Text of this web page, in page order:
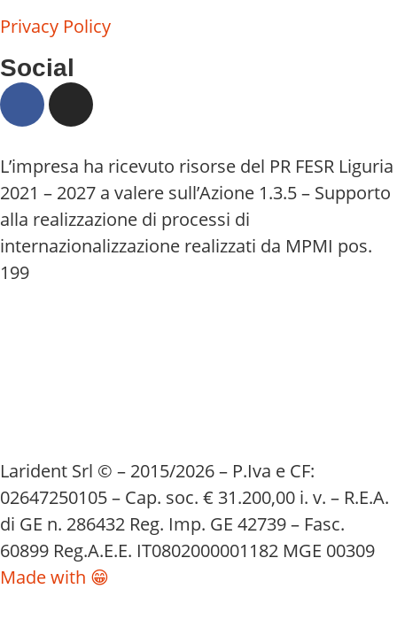
Privacy Policy
Social
L’impresa ha ricevuto risorse del PR FESR Liguria
2021 – 2027 a valere sull’Azione 1.3.5 – Supporto
alla realizzazione di processi di
internazionalizzazione realizzati da MPMI pos.
199
Larident Srl © – 2015/2026 – P.Iva e CF:
02647250105 – Cap. soc. € 31.200,00 i. v. – R.E.A.
di GE n. 286432 Reg. Imp. GE 42739 – Fasc.
60899 Reg.A.E.E. IT0802000001182 MGE 00309
Made with 😁